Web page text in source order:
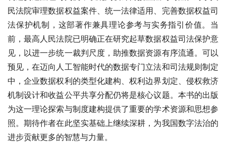
民法院审理数据权益案件、统一法律适用、完善数据权益司
法保护机制，这部著作兼具理论参考与实务指引价值。当
前，最高人民法院已明确正在研究起草数据权益司法保护意
见，以进一步统一裁判尺度，助推数据资源有序流通。可以
预见，在迈向人工智能时代的数据专门立法和司法规则制定
中，企业数据权利的类型化建构、权利边界划定、侵权救济
机制设计和收益公平共享分配仍将是核心议题。本书的出版
为这一理论探索与制度建构提供了重要的学术资源和思想参
照。期待作者在此坚实基础上继续深耕，为我国数字法治的
进步贡献更多的智慧与力量。